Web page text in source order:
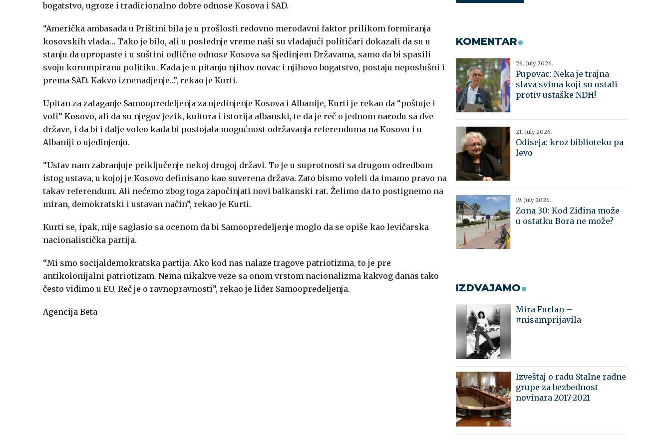
bogatstvo, ugroze i tradicionalno dobre odnose Kosova i SAD.
“Američka ambasada u Prištini bila je u prošlosti redovno merodavni faktor prilikom formiranja
kosovskih vlada… Tako je bilo, ali u poslednje vreme naši su vladajući političari dokazali da su u
stanju da upropaste i u suštini odlične odnose Kosova sa Sjedinjem Državama, samo da bi spasili
svoju korumpiranu politiku. Kada je u pitanju njihov novac i njihovo bogatstvo, postaju neposlušni i
prema SAD. Kakvo iznenadjenje…”, rekao je Kurti.
Upitan za zalaganje Samoopredeljenja za ujedinjenje Kosova i Albanije, Kurti je rekao da “poštuje i
voli” Kosovo, ali da su njegov jezik, kultura i istorija albanski, te da je reč o jednom narodu sa dve
države, i da bi i dalje voleo kada bi postojala mogućnost održavanja referenduma na Kosovu i u
Albaniji o ujedinjenju.
“Ustav nam zabranjuje priključenje nekoj drugoj državi. To je u suprotnosti sa drugom odredbom
istog ustava, u kojoj je Kosovo definisano kao suverena država. Zato bismo voleli da imamo pravo na
takav referendum. Ali nećemo zbog toga započinjati novi balkanski rat. Želimo da to postignemo na
miran, demokratski i ustavan način”, rekao je Kurti.
Kurti se, ipak, nije saglasio sa ocenom da bi Samoopredeljenje moglo da se opiše kao levičarska
nacionalistička partija.
“Mi smo socijaldemokratska partija. Ako kod nas nalaze tragove patriotizma, to je pre
antikolonijalni patriotizam. Nema nikakve veze sa onom vrstom nacionalizma kakvog danas tako
često vidimo u EU. Reč je o ravnopravnosti”, rekao je lider Samoopredeljenja.
Agencija Beta
KOMENTAR
26. July 2026.
Pupovac: Neka je trajna
slava svima koji su ustali
protiv ustaške NDH!
21. July 2026.
Odiseja: kroz biblioteku pa
levo
19. July 2026.
Zona 30: Kod Ziđina može
u ostatku Bora ne može?
IZDVAJAMO
Mira Furlan –
#nisamprijavila
Izveštaj o radu Stalne radne
grupe za bezbednost
novinara 2017-2021